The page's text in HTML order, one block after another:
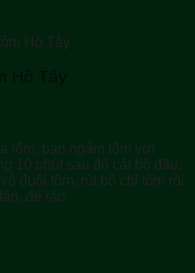
Hồ Tây
Hồ Tây
tôm, bạn ngâm tôm với
10 phút sau đó cắt bỏ đầu,
đuôi tôm, rút bỏ chỉ tôm rồi
để ráo.